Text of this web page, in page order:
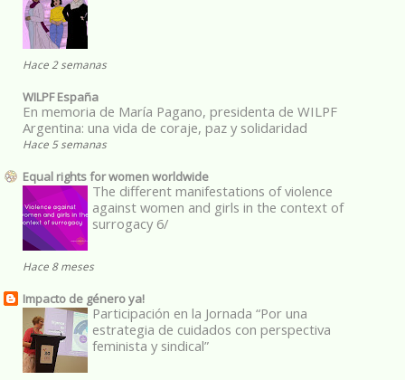
Hace 2 semanas
WILPF España
En memoria de María Pagano, presidenta de WILPF
Argentina: una vida de coraje, paz y solidaridad
Hace 5 semanas
Equal rights for women worldwide
The different manifestations of violence
against women and girls in the context of
surrogacy 6/
Hace 8 meses
Impacto de género ya!
Participación en la Jornada “Por una
estrategia de cuidados con perspectiva
feminista y sindical”